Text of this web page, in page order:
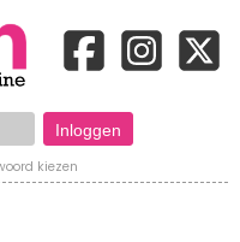
kiezen